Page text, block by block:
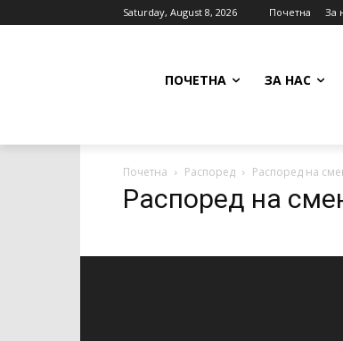
Saturday, August 8, 2026 Почетна За
ПОЧЕТНА ЗА НАС
Почетна Распоред Распоред на
Распоред на